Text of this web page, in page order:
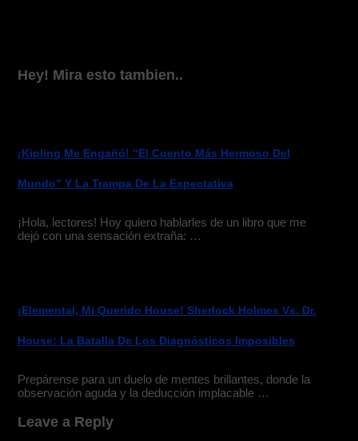
Hey! Mira esto tambien..
¡Kipling Me Engañó! “El Cuento Más Hermoso Del
Mundo” Y La Trampa De La Expectativa
¡Hola, lectores! Hoy quiero hablarles de un libro que me
dejó con una sensación extraña: …
¡Elemental, Mi Querido House! Sherlock Holmes Vs. Dr.
House: La Batalla De Los Diagnósticos Imposibles
Prepárense para un duelo de mentes brillantes, donde la
observación aguda y la deducción implacable …
Leave a Reply